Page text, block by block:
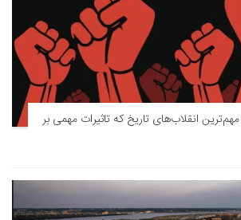
انقلاب‌های تاریخ که تاثیرات مهمی بر